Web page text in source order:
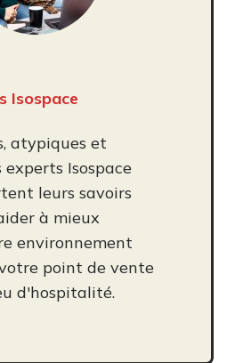
Isospace
atypiques et
experts Isospace
leurs savoirs
à mieux
environnement
point de vente
d'hospitalité.